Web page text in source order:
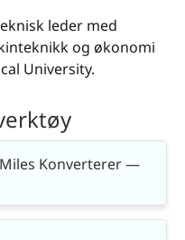
leder med
og økonomi
University.
Konverterer —